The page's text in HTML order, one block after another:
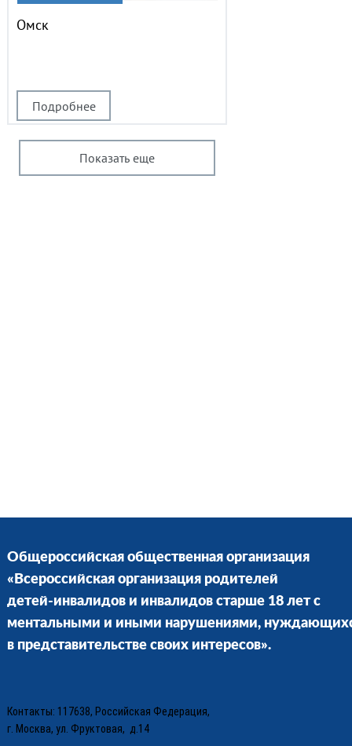
Подробнее
Омск
Показать еще
Общероссийская общественная организация
«Всероссийская организация родителей
детей-инвалидов и инвалидов старше 18 лет с
ментальными и иными нарушениями,
в представительстве своих интересов».
Контакты: 117638, Российская Федерация,
г. Москва, ул. Фруктовая, д.14